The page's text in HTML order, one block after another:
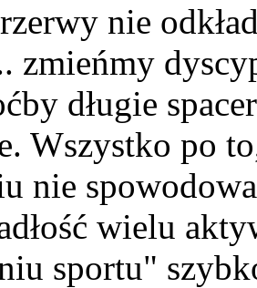
nie
zmieńmy
długie
Wszystko po
nie
wielu
sportu"